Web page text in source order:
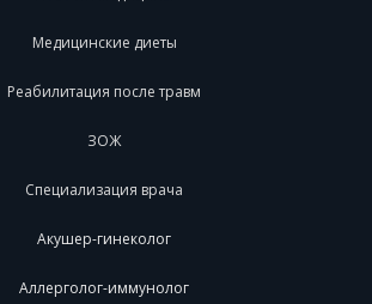
Медицинские диеты
Реабилитация после травм
ЗОЖ
Специализация врача
Акушер-гинеколог
Аллерголог-иммунолог